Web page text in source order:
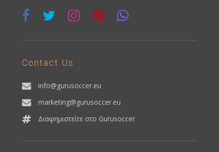
Contact Us
info@gurusoccer.eu
marketing@gurusoccer.eu
Διαφημιστείτε στο Gurusoccer